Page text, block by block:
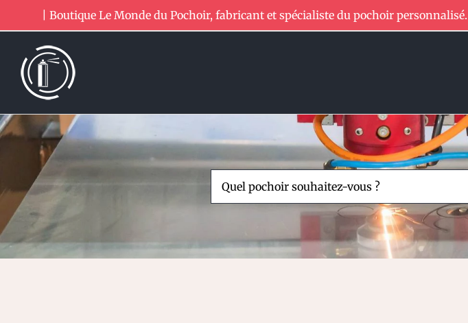
au
contenu
| Boutique Le Monde du Pochoir, fabricant et spécialiste du pochoir
Rechercher: